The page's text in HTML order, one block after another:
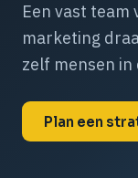
Een vast team
marketing
zelf mensen
Plan een